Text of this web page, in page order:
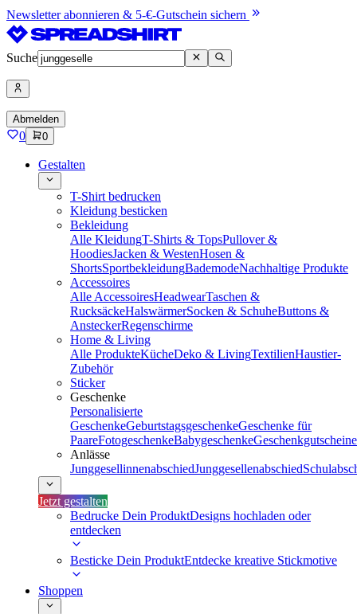
Newsletter abonnieren & 5-€-Gutschein sichern
Suche
Abmelden
0 0
Gestalten
T-Shirt bedrucken
Kleidung besticken
Bekleidung
Alle KleidungT-Shirts & TopsPullover &
HoodiesJacken & WestenHosen &
ShortsSportbekleidungBademodeNachhaltige Produkte
Accessoires
Alle AccessoiresHeadwearTaschen &
RucksäckeHalswärmerSocken & SchuheButtons &
AnsteckerRegenschirme
Home & Living
Alle ProdukteKücheDeko & LivingTextilienHaustier-
Zubehör
Sticker
Geschenke
Personalisierte
GeschenkeGeburtstagsgeschenkeGeschenke für
PaareFotogeschenkeBabygeschenkeGeschenkgutscheine
Anlässe
JunggesellinnenabschiedJunggesellenabschied
Jetzt gestalten
Bedrucke Dein ProduktDesigns hochladen oder
entdecken
Besticke Dein ProduktEntdecke kreative Stickmotive
Shoppen